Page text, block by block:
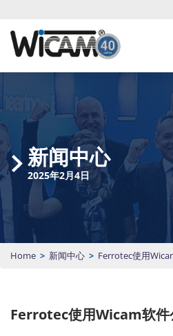
统
订单管理
折弯模拟
计算
CAD/
模块化CAD/
程系统，支
数控冲床、
培训
训练有素和积极进
取的员工是公司成
功的重要因素，通
过Wicam的培训将
帮助公司极大提高
生产效率！
培训内容
安排预约
定制开
客户的愿望
们前进的动
有什么是不
详细内容
展会 & 活动
EUROBLECH
2026
20.10. -
23.10.2026 | 展览
Hall 11 | Booth
J135
新闻中心
2025年2月4日
Home > 新闻中心 > Ferrotec使用
Ferrotec使用Wicam软件